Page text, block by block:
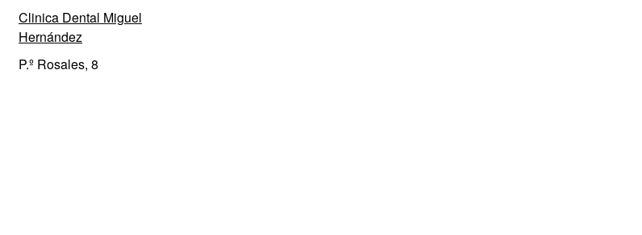
Clinica Dental Miguel
Hernández
P.º Rosales, 8